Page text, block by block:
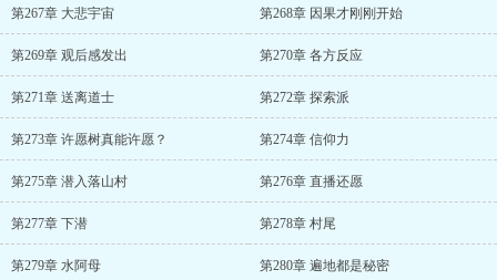
第267章 大悲宇宙 第268章 因果才刚刚开始
第269章 观后感发出 第270章 各方反应
第271章 送离道士 第272章 探索派
第273章 许愿树真能许愿？ 第274章 信仰力
第275章 潜入落山村 第276章 直播还愿
第277章 下潜 第278章 村尾
第279章 水阿母 第280章 遍地都是秘密